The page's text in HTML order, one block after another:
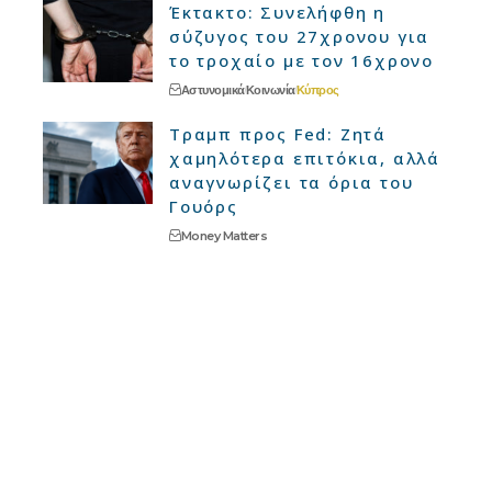
Έκτακτο: Συνελήφθη η
σύζυγος του 27χρονου για
το τροχαίο με τον 16χρονο
ΑστυνομικάΚοινωνίαΚύπρος
Τραμπ προς Fed: Ζητά
χαμηλότερα επιτόκια, αλλά
αναγνωρίζει τα όρια του
Γουόρς
Money Matters